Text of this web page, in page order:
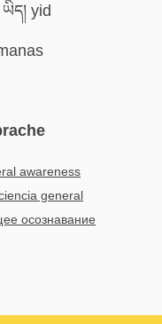
ཡིད། yid
awareness
general
осознавание